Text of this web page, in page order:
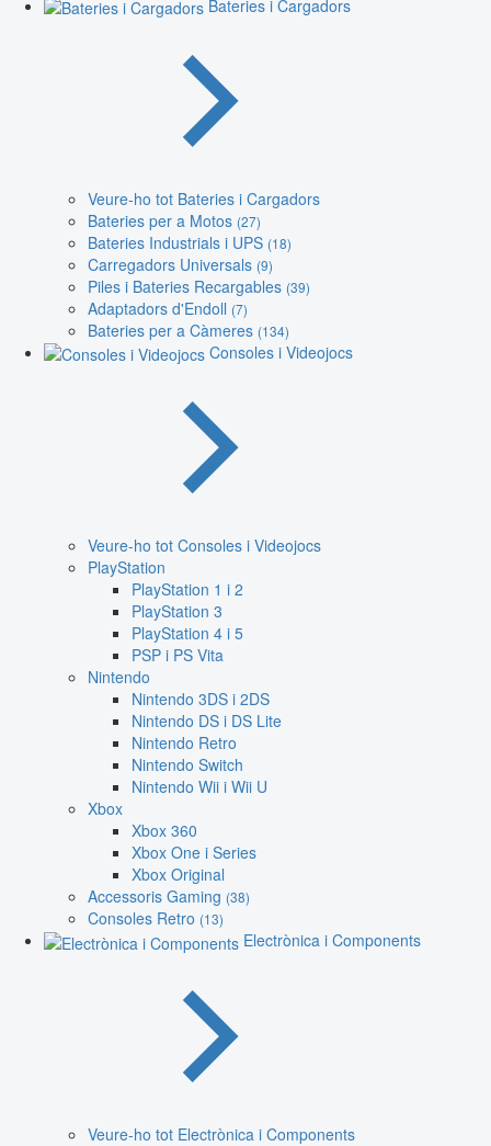
Bateries i Cargadors
Veure-ho tot Bateries i Cargadors
Bateries per a Motos (27)
Bateries Industrials i UPS (18)
Carregadors Universals (9)
Piles i Bateries Recargables (39)
Adaptadors d'Endoll (7)
Bateries per a Càmeres (134)
Consoles i Videojocs
Veure-ho tot Consoles i Videojocs
PlayStation
PlayStation 1 i 2
PlayStation 3
PlayStation 4 i 5
PSP i PS Vita
Nintendo
Nintendo 3DS i 2DS
Nintendo DS i DS Lite
Nintendo Retro
Nintendo Switch
Nintendo Wii i Wii U
Xbox
Xbox 360
Xbox One i Series
Xbox Original
Accessoris Gaming (38)
Consoles Retro (13)
Electrònica i Components
Veure-ho tot Electrònica i Components